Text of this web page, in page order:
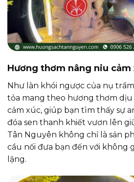
Hương thơm nâng niu cảm
Như làn khói ngược của nụ
tỏa mang theo hương thơm dịu
cảm xúc, giúp bạn tìm thấy sự
đóa sen thanh khiết vươn lên
Tân Nguyên không chỉ là sản
cầu nối đưa bạn đến với không
lặng.